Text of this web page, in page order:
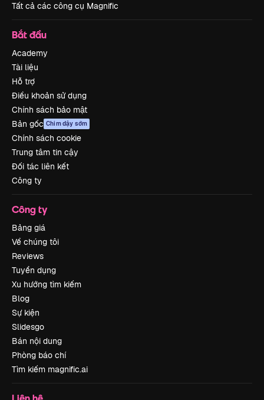
Tất cả các công cụ Magnific
Bắt đầu
Academy
Tài liệu
Hỗ trợ
Điều khoản sử dụng
Chính sách bảo mật
Bản gốc Chim dậy sớm
Chính sách cookie
Trung tâm tin cậy
Đối tác liên kết
Công ty
Công ty
Bảng giá
Về chúng tôi
Reviews
Tuyển dụng
Xu hướng tìm kiếm
Blog
Sự kiện
Slidesgo
Bán nội dung
Phòng báo chí
Tìm kiếm magnific.ai